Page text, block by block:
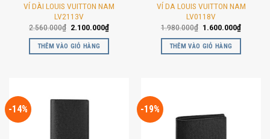
VÍ DÀI LOUIS VUITTON NAM
LV2113V
2.560.000₫ Giá
là:
2.560.000₫.
2.100.000₫Giá
THÊM VÀO GIỎ HÀNG
VÍ DA LOUIS VUITTON NAM
LV0118V
1.980.000₫ Giá
là:
1.980.000₫.
1.600.000₫Giá
THÊM VÀO GIỎ HÀNG
-14% -19%